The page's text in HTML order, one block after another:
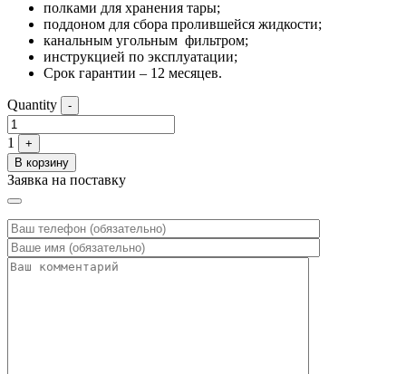
полками для хранения тары;
поддоном для сбора пролившейся жидкости;
канальным угольным фильтром;
инструкцией по эксплуатации;
Срок гарантии – 12 месяцев.
Quantity -
1
+
В корзину
Заявка на поставку